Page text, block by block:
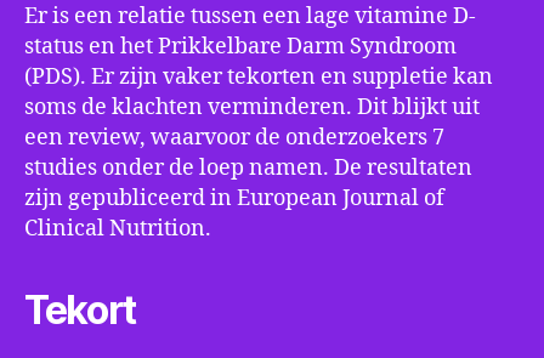
Er is een relatie tussen een lage vitamine D-
status en het Prikkelbare Darm Syndroom
(PDS). Er zijn vaker tekorten en suppletie kan
soms de klachten verminderen. Dit blijkt uit
een review, waarvoor de onderzoekers 7
studies onder de loep namen. De resultaten
zijn gepubliceerd in European Journal of
Clinical Nutrition.
Tekort